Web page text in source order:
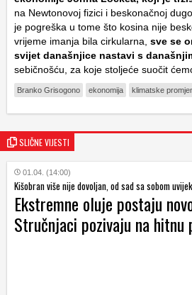
na Newtonovoj fizici i beskonačnoj
je pogreška u tome što kosina nije
vrijeme imanja bila cirkularna, sve se
svijet današnjice nastavi s
sebičnošću, za koje stoljeće suočit
Branko Grisogono ekonomija klimatske
SLIČNE VIJESTI
01.04. (14:00)
Kišobran više nije dovoljan, od sad sa sobom
Ekstremne oluje postaju
Stručnjaci pozivaju na hitnu